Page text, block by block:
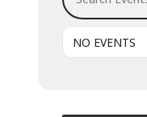
NO EVENTS